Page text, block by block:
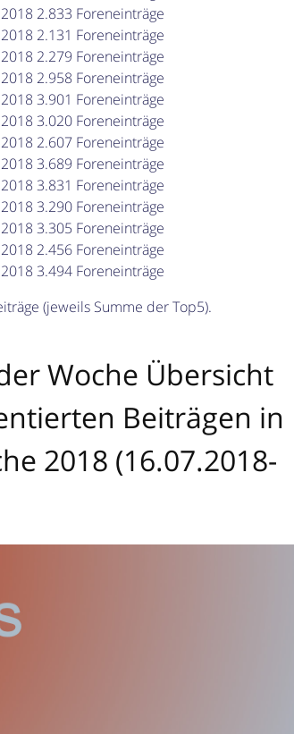
2.833 Foreneinträge
2.131 Foreneinträge
2.279 Foreneinträge
2.958 Foreneinträge
3.901 Foreneinträge
3.020 Foreneinträge
2.607 Foreneinträge
3.689 Foreneinträge
3.831 Foreneinträge
3.290 Foreneinträge
3.305 Foreneinträge
2.456 Foreneinträge
3.494 Foreneinträge
(jeweils Summe der Top5).
Woche Übersicht
Beiträgen in
2018 (16.07.2018-